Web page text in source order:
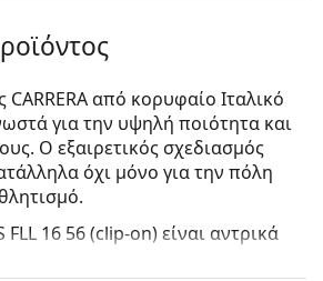
από κορυφαίο Ιταλικό
για την υψηλή ποιότητα και
Ο εξαιρετικός σχεδιασμός
όχι μόνο για την πόλη
FLL 16 56 (clip-on)είναι αντρικά